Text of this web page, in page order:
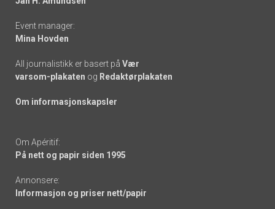
Event manager:
Mina Hovden
All journalistikk er basert på Vær
varsom-plakaten og Redaktørplakaten
Om informasjonskapsler
Om Apéritif:
På nett og papir siden 1995
Annonsere:
Informasjon og priser nett/papir